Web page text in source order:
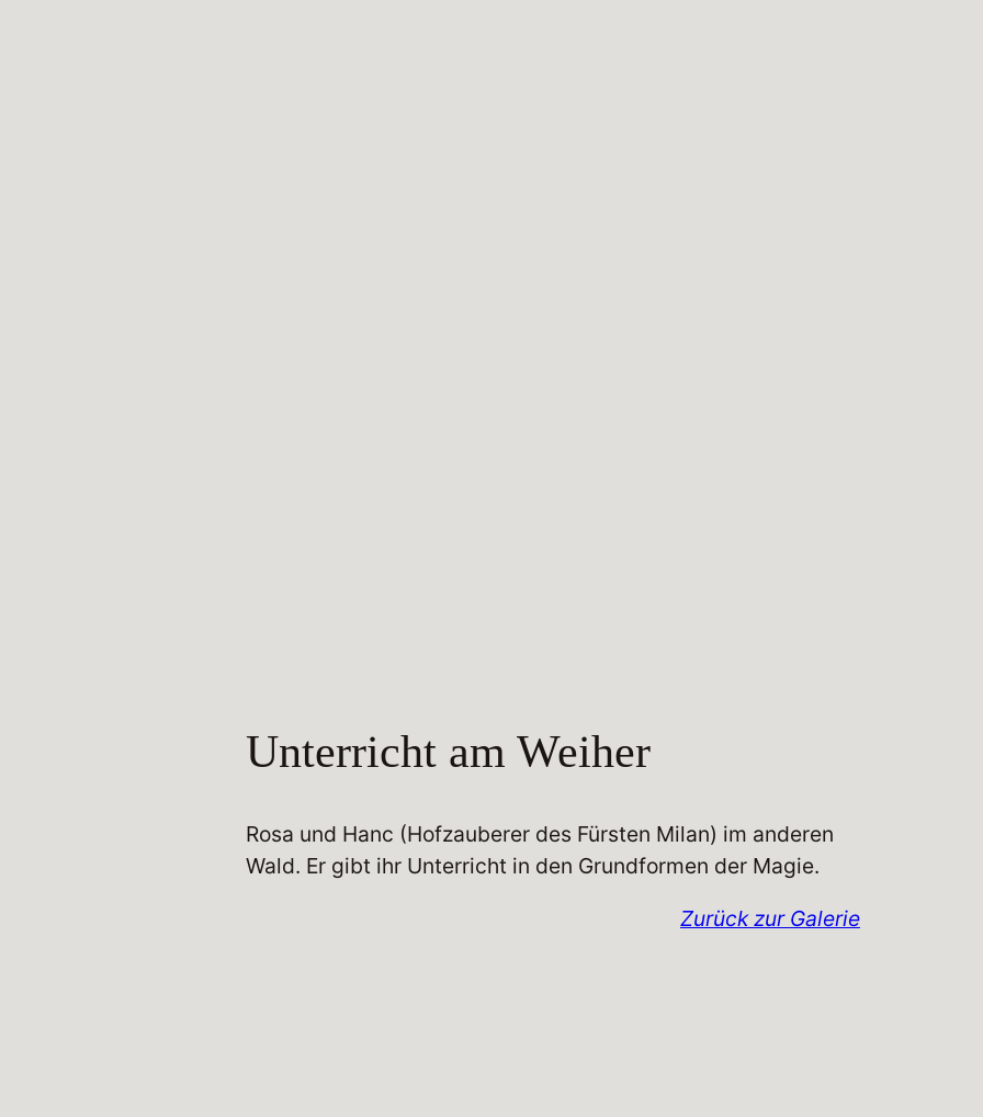
Unterricht am Weiher
Rosa und Hanc (Hofzauberer des Fürsten Milan) im anderen
Wald. Er gibt ihr Unterricht in den Grundformen der Magie.
Zurück zur Galerie